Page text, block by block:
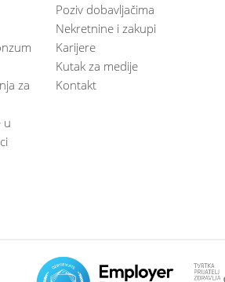
za
u
Poziv dobavljačima
Nekretnine i zakupi
Karijere
Kutak za medije
Kontakt